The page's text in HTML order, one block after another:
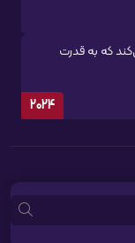
که به قدرت
2024